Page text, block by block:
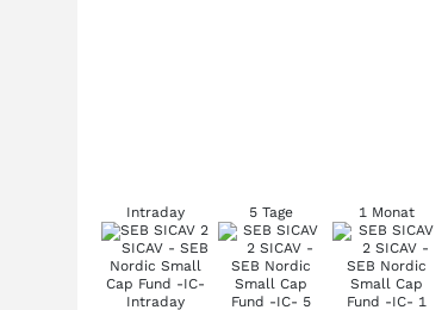
Intraday 5 Tage 1 Monat